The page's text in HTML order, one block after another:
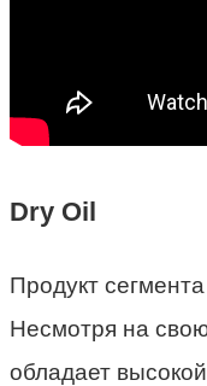
Dry Oil
Продукт
Несмотря на
обладает